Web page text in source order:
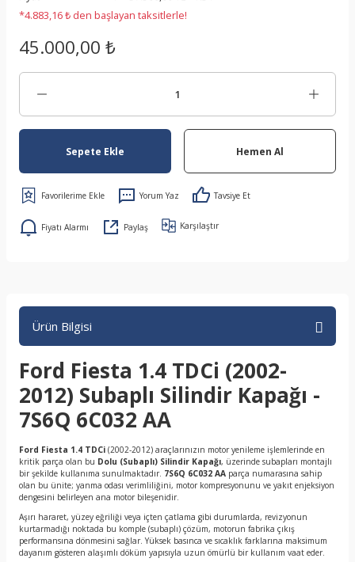
*4.883,16 ₺ den başlayan taksitlerle!
45.000,00 ₺
Sepete Ekle Hemen Al
Yorum Yaz Tavsiye Et
Fiyatı Alarmı Paylaş Karşılaştır
Ürün Bilgisi
Ford Fiesta 1.4 TDCi (2002-
2012) Subaplı Silindir Kapağı -
7S6Q 6C032 AA
Ford Fiesta 1.4 TDCi (2002-2012) araçlarınızın motor yenileme işlemlerinde en
kritik parça olan bu Dolu (Subaplı) Silindir Kapağı, üzerinde subapları montajlı
bir şekilde kullanıma sunulmaktadır. 7S6Q 6C032 AA parça numarasına sahip
olan bu ünite; yanma odası verimliliğini, motor kompresyonunu ve yakıt enjeksiyon
dengesini belirleyen ana motor bileşenidir.
Aşırı hararet, yüzey eğriliği veya içten çatlama gibi durumlarda, revizyonun
kurtarmadığı noktada bu komple (subaplı) çözüm, motorun fabrika çıkış
performansına dönmesini sağlar. Yüksek basınca ve sıcaklık farklarına maksimum
dayanım gösteren alaşımlı döküm yapısıyla uzun ömürlü bir kullanım vaat eder.